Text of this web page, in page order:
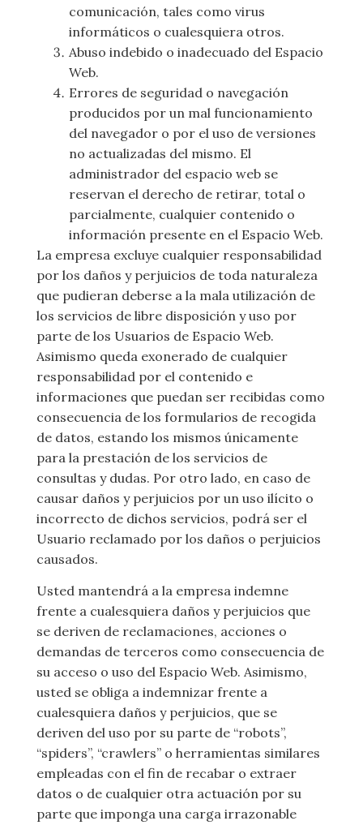
comunicación, tales como virus
informáticos o cualesquiera otros.
Abuso indebido o inadecuado del Espacio
Web.
Errores de seguridad o navegación
producidos por un mal funcionamiento
del navegador o por el uso de versiones
no actualizadas del mismo. El
administrador del espacio web se
reservan el derecho de retirar, total o
parcialmente, cualquier contenido o
información presente en el Espacio Web.
La empresa excluye cualquier responsabilidad
por los daños y perjuicios de toda naturaleza
que pudieran deberse a la mala utilización de
los servicios de libre disposición y uso por
parte de los Usuarios de Espacio Web.
Asimismo queda exonerado de cualquier
responsabilidad por el contenido e
informaciones que puedan ser recibidas como
consecuencia de los formularios de recogida
de datos, estando los mismos únicamente
para la prestación de los servicios de
consultas y dudas. Por otro lado, en caso de
causar daños y perjuicios por un uso ilícito o
incorrecto de dichos servicios, podrá ser el
Usuario reclamado por los daños o perjuicios
causados.
Usted mantendrá a la empresa indemne
frente a cualesquiera daños y perjuicios que
se deriven de reclamaciones, acciones o
demandas de terceros como consecuencia de
su acceso o uso del Espacio Web. Asimismo,
usted se obliga a indemnizar frente a
cualesquiera daños y perjuicios, que se
deriven del uso por su parte de “robots”,
“spiders”, “crawlers” o herramientas similares
empleadas con el fin de recabar o extraer
datos o de cualquier otra actuación por su
parte que imponga una carga irrazonable